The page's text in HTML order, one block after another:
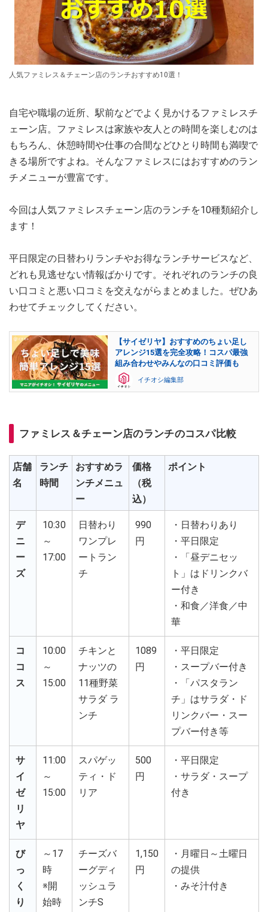
人気ファミレス＆チェーン店のランチおすすめ10選！
自宅や職場の近所、駅前などでよく見かけるファミレスチ
ェーン店。ファミレスは家族や友人との時間を楽しむのは
もちろん、休憩時間や仕事の合間などひとり時間も満喫で
きる場所ですよね。そんなファミレスにはおすすめのラン
チメニューが豊富です。
今回は人気ファミレスチェーン店のランチを10種類紹介し
ます！
平日限定の日替わりランチやお得なランチサービスなど、
どれも見逃せない情報ばかりです。それぞれのランチの良
い口コミと悪い口コミを交えながらまとめました。ぜひあ
わせてチェックしてください。
【サイゼリヤ】おすすめのちょい足し
アレンジ15選を完全攻略！コスパ最強
組み合わせやみんなの口コミ評価も
イチオシ編集部
ファミレス＆チェーン店のランチのコスパ比較
店舗
名
ランチ
時間
おすすめラ
ンチメニュ
ー
価格
（税
込）
ポイント
デ
ニ
ー
ズ
10:30
～
17:00
日替わり
ワンプレ
ートラン
チ
990
円
・日替わりあり
・平日限定
・「昼デニセッ
ト」はドリンクバ
ー付き
・和食／洋食／中
華
コ
コ
ス
10:00
～
15:00
チキンと
ナッツの
11種野菜
サラダ ラ
ンチ
1089
円
・平日限定
・スープバー付き
・「パスタラン
チ」はサラダ・ド
リンクバー・スー
プバー付き等
サ
イ
ゼ
リ
ヤ
11:00
～
15:00
スパゲッ
ティ・ド
リア
500
円
・平日限定
・サラダ・スープ
付き
び
っ
く
り
～17
時
※開
始時
チーズバ
ーグディ
ッシュラ
ンチS
1,150
円
・月曜日～土曜日
の提供
・みそ汁付き